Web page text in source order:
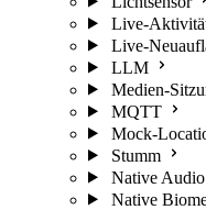
Live-
Live-
LLM
Medien-
MQTT
Mock-
Stumm
Native Audio
Native